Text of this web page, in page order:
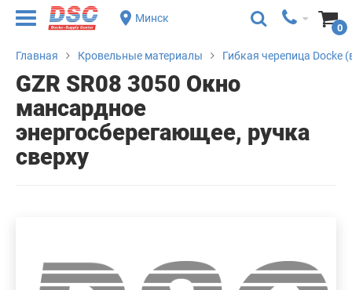
Минск
0
Главная Кровельные материалы Гибкая черепица Docke
GZR SR08 3050 Окно
мансардное
энергосберегающее, ручка
сверху